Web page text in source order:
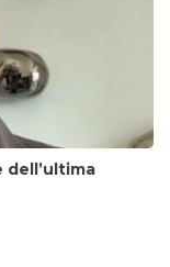
dell’ultima